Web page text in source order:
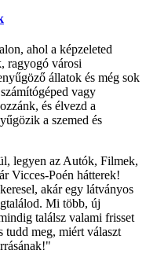
ahol a képzeleted
ragyogó városi
állatok és még sok
vagy
és élvezd a
a szemed és
legyen az Autók, Filmek,
Vicces-Poén hátterek!
akár egy látványos
Mi több, új
találsz valami frisset
tudd meg, miért választ